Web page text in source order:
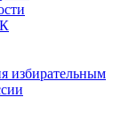
избирательным